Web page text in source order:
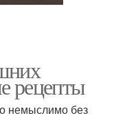
рецепты
немыслимо без